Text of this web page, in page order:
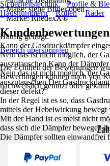
* Maße: siehe Bilder oben
* Marke: RhedexX®
Häufig gefragt:
Kann der Gasdruckdämpfer
Nein das ist nicht möglich, der
auszutauschen.Kann der
Nein das ist nicht möglich, der
auszutauschen.Der
dieser defekt?
In der Regel ist es so, dass
mittels der Hebelwirkung bewegt
Mit der Hand ist es meist nicht
dass sich die Dämpfer bewegen
Die Dämpfer sollten einwandfrei
Sicherheitstechnik
Profile &
Hausnummern
Rollen Räder
Kundenbewertungen
Bereich überspringen
Die Echtheit der Bewertungen
Bewertungen können auch von
nachweislich genutzt oder